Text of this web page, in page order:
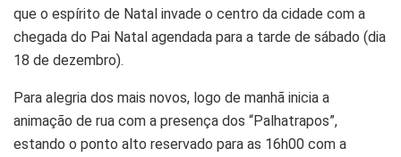
que o espírito de Natal invade o centro da cidade com a
chegada do Pai Natal agendada para a tarde de sábado (dia
18 de dezembro).
Para alegria dos mais novos, logo de manhã inicia a
animação de rua com a presença dos “Palhatrapos”,
estando o ponto alto reservado para as 16h00 com a